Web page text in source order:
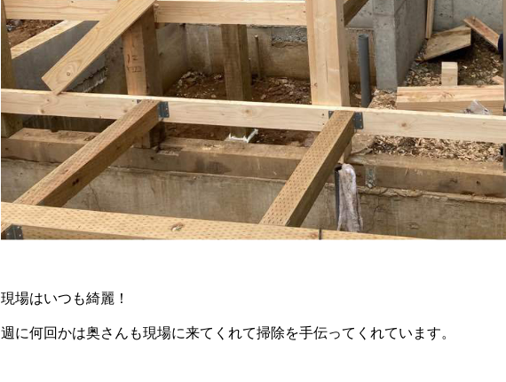
現場はいつも綺麗！
週に何回かは奥さんも現場に来てくれて掃除を手伝ってくれています。